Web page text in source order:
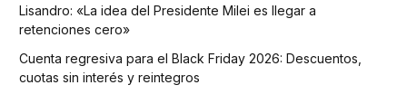
Lisandro: «La idea del Presidente Milei es llegar a
retenciones cero»
Cuenta regresiva para el Black Friday 2026: Descuentos,
cuotas sin interés y reintegros